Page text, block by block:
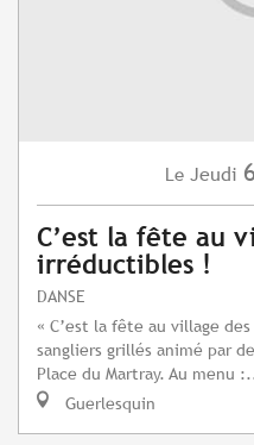
Le Jeudi 6
C’est la fête au
irréductibles !
DANSE
« C’est la fête au village
sangliers grillés animé par
Place du Martray. Au menu
Guerlesquin